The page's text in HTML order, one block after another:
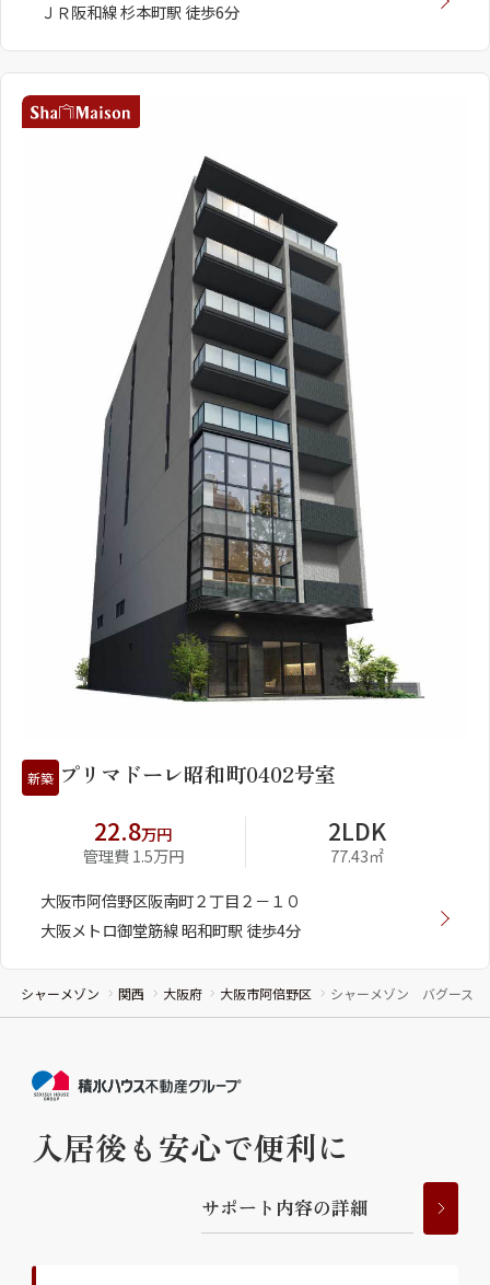
ＪＲ阪和線 杉本町駅 徒歩6分
新築 プリマドーレ昭和町0402号室
22.8万円
管理費 1.5万円
2LDK
77.43㎡
大阪市阿倍野区阪南町２丁目２－１０
大阪メトロ御堂筋線 昭和町駅 徒歩4分
シャーメゾン 関西 大阪府 大阪市阿倍野区 シャーメゾン バグース
入居後も安心で便利に
サポー ト 内容の詳細